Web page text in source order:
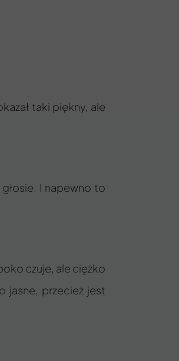
czuje, ale ciężko
jasne, przecież jest
I napewno to
taki piękny, ale